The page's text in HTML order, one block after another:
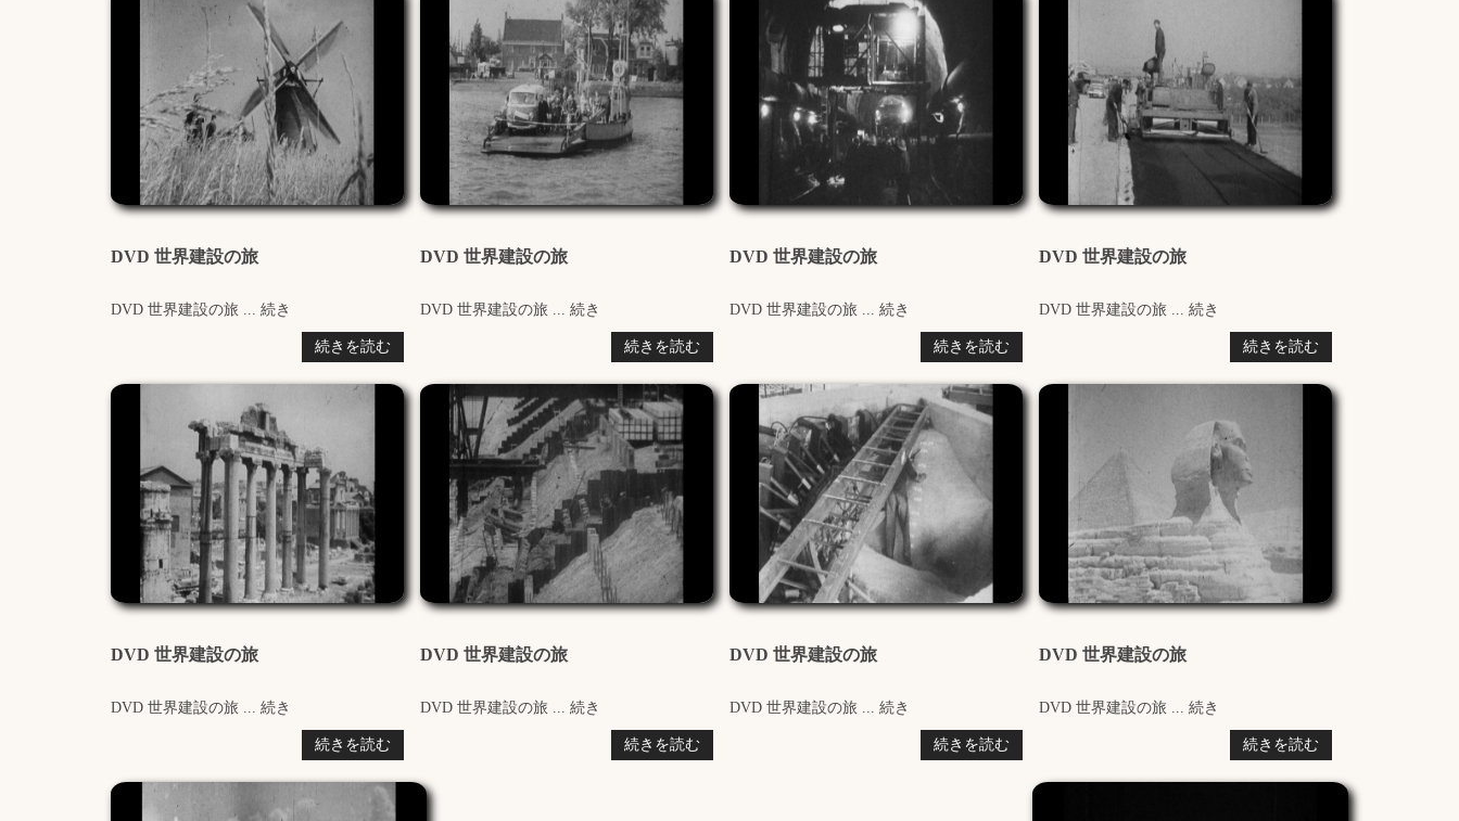
DVD 世界建設の旅
DVD 世界建設の旅 ... 続き
続きを読む
DVD 世界建設の旅
DVD 世界建設の旅 ... 続き
続きを読む
DVD 世界建設の旅
DVD 世界建設の旅 ... 続き
続きを読む
DVD 世界建設の旅
DVD 世界建設の旅 ... 続き
続きを読む
DVD 世界建設の旅
DVD 世界建設の旅 ... 続き
続きを読む
DVD 世界建設の旅
DVD 世界建設の旅 ... 続き
続きを読む
DVD 世界建設の旅
DVD 世界建設の旅 ... 続き
続きを読む
DVD 世界建設の旅
DVD 世界建設の旅 ... 続き
続きを読む